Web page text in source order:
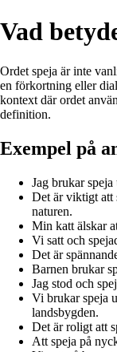
Vad
Ordet speja är inte
en förkortning eller
kontext där ordet
definition.
Exempel på
Jag brukar
Det är viktigt att
naturen.
Min katt älskar
Vi satt och
Det är
Barnen brukar
Jag stod och
Vi brukar speja
landsbygden.
Det är roligt att
Att speja på